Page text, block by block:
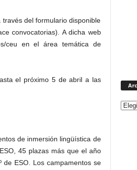
del formulario disponible
convocatorias). A dicha web
ceu en el área temática de
el próximo 5 de abril a las
de inmersión lingüística de
45 plazas más que el año
de ESO. Los campamentos se